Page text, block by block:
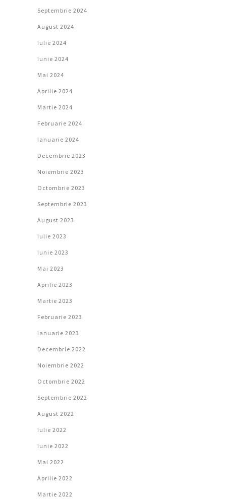
Septembrie 2024
August 2024
Iulie 2024
Iunie 2024
Mai 2024
Aprilie 2024
Martie 2024
Februarie 2024
Ianuarie 2024
Decembrie 2023
Noiembrie 2023
Octombrie 2023
Septembrie 2023
August 2023
Iulie 2023
Iunie 2023
Mai 2023
Aprilie 2023
Martie 2023
Februarie 2023
Ianuarie 2023
Decembrie 2022
Noiembrie 2022
Octombrie 2022
Septembrie 2022
August 2022
Iulie 2022
Iunie 2022
Mai 2022
Aprilie 2022
Martie 2022